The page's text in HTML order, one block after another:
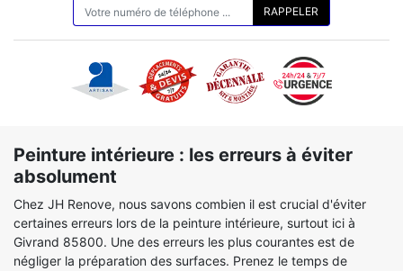
Peinture intérieure : les erreurs à éviter
absolument
Chez JH Renove, nous savons combien il est crucial d'éviter
certaines erreurs lors de la peinture intérieure, surtout ici à
Givrand 85800. Une des erreurs les plus courantes est de
négliger la préparation des surfaces. Prenez le temps de